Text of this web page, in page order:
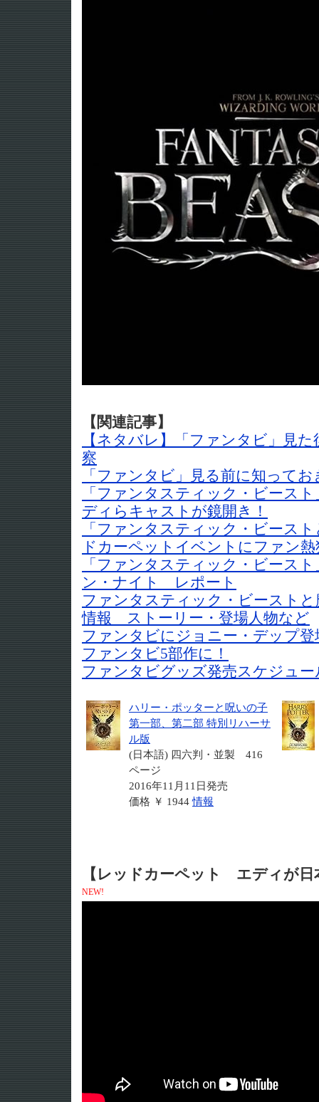
【関連記事】
【ネタバレ】「ファンタビ」見
察
「ファンタビ」見る前に知って
「ファンタスティック・ビース
ディらキャストが鏡開き！
「ファンタスティック・ビース
ドカーペットイベントにファン熱
「ファンタスティック・ビース
ン・ナイト レポート
ファンタスティック・ビースト
情報 ストーリー・登場人物など
ファンタビにジョニー・デップ登
ファンタビ5部作に！
ファンタビグッズ発売スケジュー
ハリー・ポッターと呪いの子
第一部、第二部 特別リハーサ
ル版
(日本語) 四六判・並製 416
ページ
2016年11月11日発売
価格 ￥ 1944情報
【レッドカーペット エディが日
NEW!